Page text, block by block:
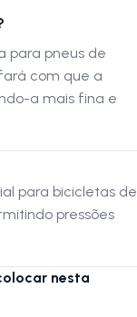
uma das opções
e resistência a
precoce. O bico de
para pneus de
com que a
a mais fina e
para bicicletas de
pressões
nesta